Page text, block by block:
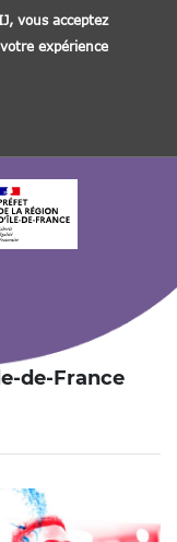
vous acceptez
expérience
de-France